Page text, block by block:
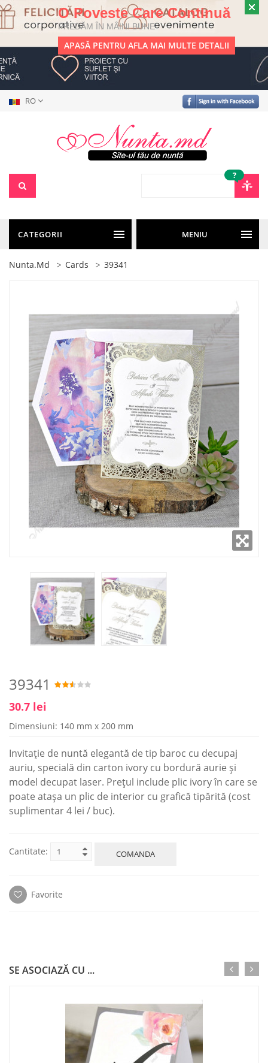
O Poveste Care Continuă
PREDĂM ÎN MÂINI BUNE
APASĂ PENTRU AFLA MAI MULTE DETALII
RO
?
CATEGORII MENIU
Nunta.md Cards 39341
39341
30.7 lei
Dimensiuni: 140 mm x 200 mm
Invitație de nuntă elegantă de tip baroc cu decupaj
auriu, specială din carton ivory cu bordură aurie și
model decupat laser. Prețul include plic ivory în care se
poate atașa un plic de interior cu grafică tipărită (cost
suplimentar 4 lei / buc).
Cantitate: COMANDA
Favorite
SE ASOCIAZĂ CU ...